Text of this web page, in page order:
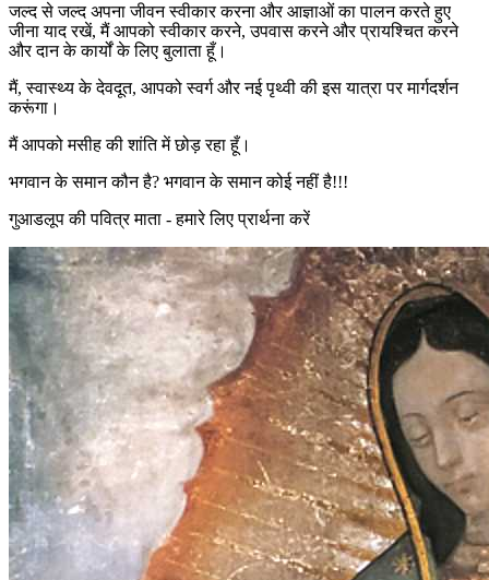
जल्द से जल्द अपना जीवन स्वीकार करना और आज्ञाओं का पालन करते हुए
जीना याद रखें, मैं आपको स्वीकार करने, उपवास करने और प्रायश्चित करने
और दान के कार्यों के लिए बुलाता हूँ।
मैं, स्वास्थ्य के देवदूत, आपको स्वर्ग और नई पृथ्वी की इस यात्रा पर मार्गदर्शन
करूंगा।
मैं आपको मसीह की शांति में छोड़ रहा हूँ।
भगवान के समान कौन है? भगवान के समान कोई नहीं है!!!
गुआडलूप की पवित्र माता - हमारे लिए प्रार्थना करें